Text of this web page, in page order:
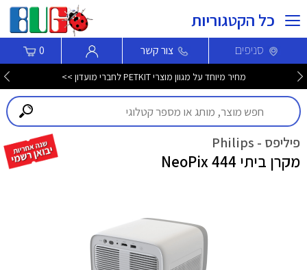
כל הקטגוריות
סניפים צור קשר 0
מחיר מיוחד על מגוון מוצרי PETKIT לחברי מועדון >>
פיליפס - Philips
מקרן ביתי NeoPix 444